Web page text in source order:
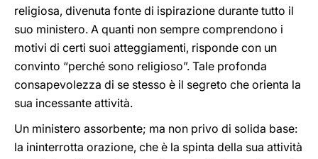
religiosa, divenuta fonte di ispirazione durante tutto il
suo ministero. A quanti non sempre comprendono i
motivi di certi suoi atteggiamenti, risponde con un
convinto “perché sono religioso”. Tale profonda
consapevolezza di se stesso è il segreto che orienta la
sua incessante attività.
Un ministero assorbente; ma non privo di solida base:
la ininterrotta orazione, che è la spinta della sua attività